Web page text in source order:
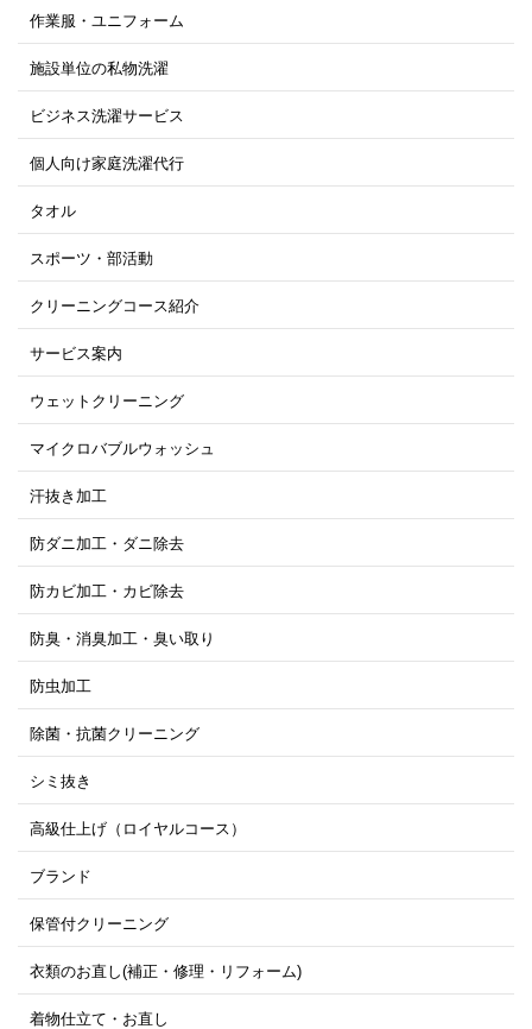
作業服・ユニフォーム
施設単位の私物洗濯
ビジネス洗濯サービス
個人向け家庭洗濯代行
タオル
スポーツ・部活動
クリーニングコース紹介
サービス案内
ウェットクリーニング
マイクロバブルウォッシュ
汗抜き加工
防ダニ加工・ダニ除去
防カビ加工・カビ除去
防臭・消臭加工・臭い取り
防虫加工
除菌・抗菌クリーニング
シミ抜き
高級仕上げ（ロイヤルコース）
ブランド
保管付クリーニング
衣類のお直し(補正・修理・リフォーム)
着物仕立て・お直し